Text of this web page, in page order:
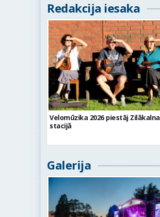
Redakcija iesaka
Velomūzika 2026 piestāj Zilākalna
stacijā
Galerija